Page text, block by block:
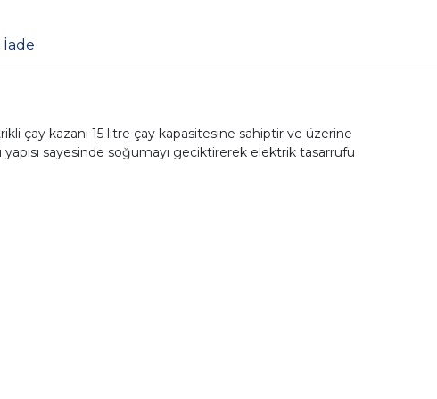
İade
çay kazanı 15 litre çay kapasitesine sahiptir ve üzerine
sayesinde soğumayı geciktirerek elektrik tasarrufu